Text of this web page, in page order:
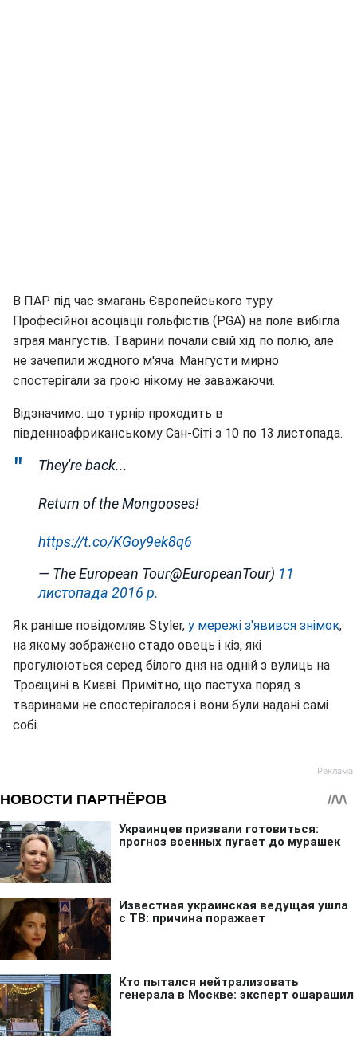
В ПАР під час змагань Європейського туру
Професійної асоціації гольфістів (PGA) на поле вибігла
зграя мангустів. Тварини почали свій хід по полю, але
не зачепили жодного м'яча. Мангусти мирно
спостерігали за грою нікому не заважаючи.
Відзначимо. що турнір проходить в
південноафриканському Сан-Сіті з 10 по 13 листопада.
They're back...
Return of the Mongooses!
https://t.co/KGoy9ek8q6
— The European Tour@EuropeanTour) 11
листопада 2016 р.
Як раніше повідомляв Styler, у мережі з'явився знімок,
на якому зображено стадо овець і кіз, які
прогулюються серед білого дня на одній з вулиць на
Троєщині в Києві. Примітно, що пастуха поряд з
тваринами не спостерігалося і вони були надані самі
собі.